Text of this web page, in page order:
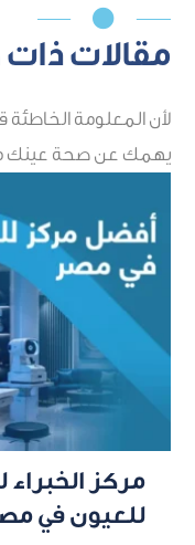

مقالات
لأن المعلومة
يهمك عن صحة عينك
مركز
للعيون في